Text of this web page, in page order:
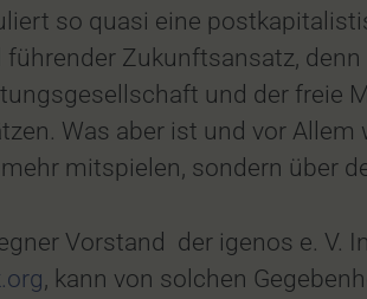
so quasi eine
führender Zukunftsansatz,
und der freie
Was aber ist und vor
mitspielen, sondern über
Vorstand der igenos e.
, kann von solchen